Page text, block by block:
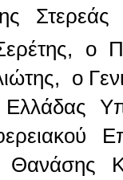
Στερεάς
ο
ο
Ελλάδας
Θανάσης